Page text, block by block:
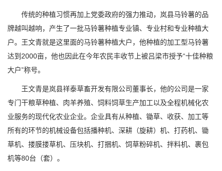
传统的种植习惯再加上党委政府的强力推动，岚县马铃薯的品
牌越叫越响，产生了一批马铃薯种植专业镇、专业村和专业种植大
户。王文青就是这里面的马铃薯种植大户，他种植的加工型马铃薯
达到2000亩，他也因此在今年农民丰收节上被吕梁市授予“十佳种粮
大户”称号。
王文青是岚县祥泰草畜开发有限公司董事长，他的公司是一家
专门干粮草种植、肉羊养殖、饲料饲草生产加工以及全程机械化农
业服务的现代化农业企业。企业具有从种植、锄草、收获、加工等
所有的环节的机械设备包括播种机、深耕（旋耕）机、打药机、锄
草机、搂膜搂草机、压块机、打捆机、饲草粉碎机、拌料机、裹包
机等80台（套）。